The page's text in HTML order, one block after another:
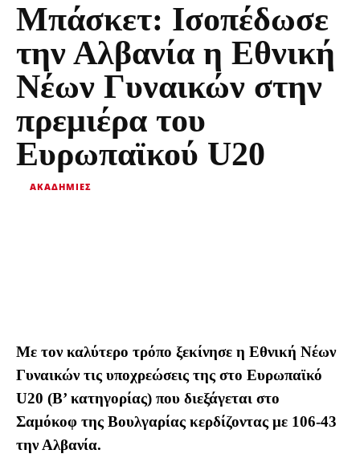
Μπάσκετ: Ισοπέδωσε
την Αλβανία η Εθνική
Νέων Γυναικών στην
πρεμιέρα του
Ευρωπαϊκού U20
ΑΚΑΔΗΜΊΕΣ
Με τον καλύτερο τρόπο ξεκίνησε η Εθνική Νέων
Γυναικών τις υποχρεώσεις της στο Ευρωπαϊκό
U20 (Β’ κατηγορίας) που διεξάγεται στο
Σαμόκοφ της Βουλγαρίας κερδίζοντας με 106-43
την Αλβανία.